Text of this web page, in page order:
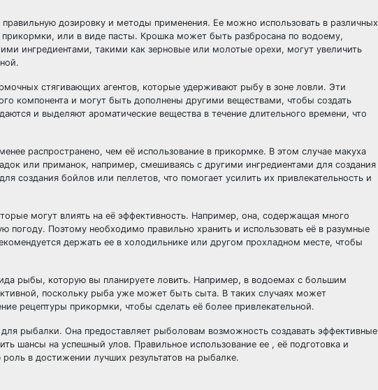
дозировку и методы применения. Ее можно использовать в различных
или в виде пасты. Крошка может быть разбросана по водоему,
ингредиентами, такими как зерновые или молотые орехи, могут увеличить
стягивающих агентов, которые удерживают рыбу в зоне ловли. Эти
компонента и могут быть дополнены другими веществами, чтобы создать
и выделяют ароматические вещества в течение длительного времени, что
распространено, чем её использование в прикормке. В этом случае макуха
или приманок, например, смешиваясь с другими ингредиентами для создания
создания бойлов или пеллетов, что помогает усилить их привлекательность и
могут влиять на её эффективность. Например, она, содержащая много
Поэтому необходимо правильно хранить и использовать её в разумные
держать ее в холодильнике или другом прохладном месте, чтобы
рыбы, которую вы планируете ловить. Например, в водоемах с большим
поскольку рыба уже может быть сыта. В таких случаях может
рецептуры прикормки, чтобы сделать её более привлекательной.
рыбалки. Она предоставляет рыболовам возможность создавать эффективные
шансы на успешный улов. Правильное использование ее , её подготовка и
в достижении лучших результатов на рыбалке.